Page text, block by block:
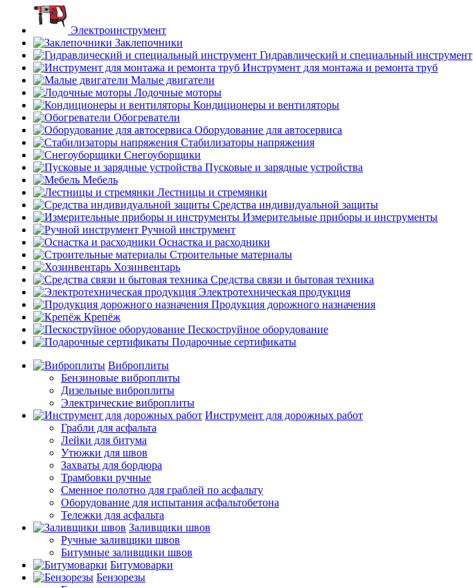
Электроинструмент
Заклепочники
Гидравлический и специальный инструмент
Инструмент для монтажа и ремонта труб
Малые двигатели
Лодочные моторы
Кондиционеры и вентиляторы
Обогреватели
Оборудование для автосервиса
Стабилизаторы напряжения
Снегоуборщики
Пусковые и зарядные устройства
Мебель
Лестницы и стремянки
Средства индивидуальной защиты
Измерительные приборы и инструменты
Ручной инструмент
Оснастка и расходники
Строительные материалы
Хозинвентарь
Средства связи и бытовая техника
Электротехническая продукция
Продукция дорожного назначения
Крепёж
Пескоструйное оборудование
Подарочные сертификаты
Виброплиты
Бензиновые виброплиты
Дизельные виброплиты
Электрические виброплиты
Инструмент для дорожных работ
Грабли для асфальта
Лейки для битума
Утюжки для швов
Захваты для бордюра
Трамбовки ручные
Сменное полотно для граблей по асфальту
Оборудование для испытания асфальтобетона
Тележки для асфальта
Заливщики швов
Ручные заливщики швов
Битумные заливщики швов
Битумоварки
Бензорезы